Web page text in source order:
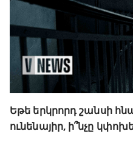
Եթե երկրորդ շանսի
ունենայիր, ի՞նչը